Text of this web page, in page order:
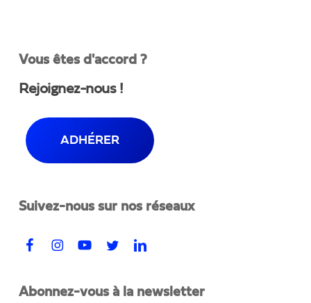
Vous êtes d'accord ?
Rejoignez-nous !
ADHÉRER
Suivez-nous sur nos réseaux
Abonnez-vous à la newsletter